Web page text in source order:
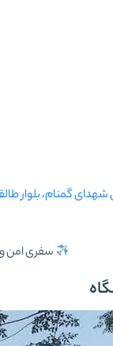
شهدای گمنام، بلوار
سفری امن